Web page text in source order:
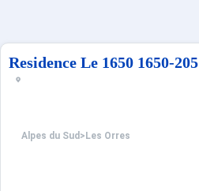
Residence Le 1650 1650-205
Alpes du Sud > Les Orres